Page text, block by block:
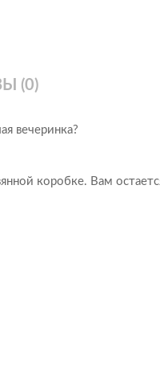
(0)
вечеринка?
коробке. Вам